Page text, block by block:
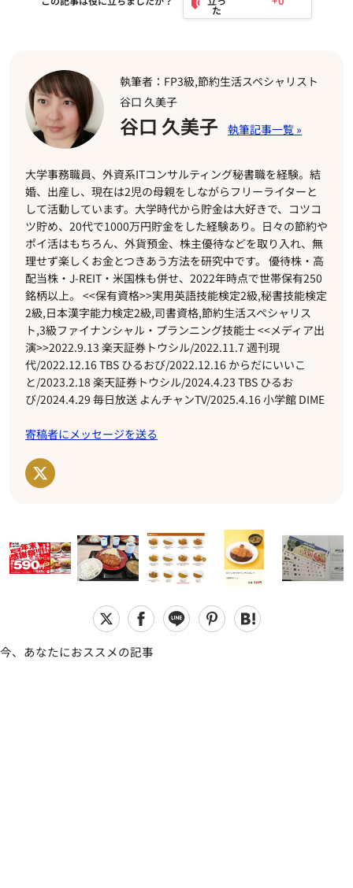
執筆者：FP3級,節約生活スペシャリスト
谷口 久美子
谷口 久美子
大学事務職員、外資系ITコンサルティング秘書職を経験。結
婚、出産し、現在は2児の母親をしながらフリーライターと
して活動しています。大学時代から貯金は大好きで、コツコ
ツ貯め、20代で1000万円貯金をした経験あり。日々の節約や
ポイ活はもちろん、外貨預金、株主優待などを取り入れ、無
理せず楽しくお金とつきあう方法を研究中です。 優待株・高
配当株・J-REIT・米国株も併せ、2022年時点で世帯保有250
銘柄以上。 <<保有資格>>実用英語技能検定2級,秘書技能検定
2級,日本漢字能力検定2級,司書資格,節約生活スペシャリス
ト,3級ファイナンシャル・プランニング技能士 <<メディア出
演>>2022.9.13 楽天証券トウシル/2022.11.7 週刊現
代/2022.12.16 TBS ひるおび/2022.12.16 からだにいいこ
と/2023.2.18 楽天証券トウシル/2024.4.23 TBS ひるお
び/2024.4.29 毎日放送 よんチャンTV/2025.4.16 小学館 DIME
寄稿者にメッセージを送る
今、あなたにおススメの記事